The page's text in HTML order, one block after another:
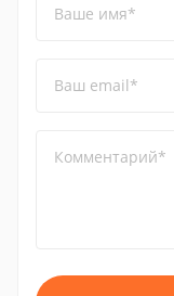
Ваше имя*
Ваш email*
Комментарий*